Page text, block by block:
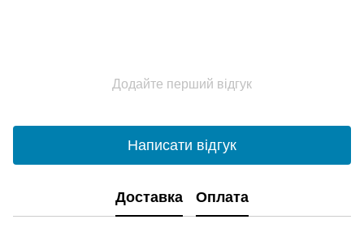
Додайте перший відгук
Написати відгук
Доставка Оплата